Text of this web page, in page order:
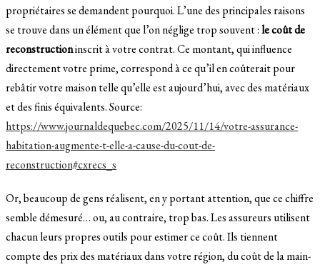
propriétaires se demandent pourquoi. L’une des principales raisons
se trouve dans un élément que l’on néglige trop souvent :le coût de
reconstructioninscrit à votre contrat. Ce montant, qui influence
directement votre prime, correspond à ce qu’il en coûterait pour
rebâtir votre maison telle qu’elle est aujourd’hui, avec des matériaux
et des finis équivalents. Source:
https://www.journaldequebec.com/2025/11/14/votre-assurance-
habitation-augmente-t-elle-a-cause-du-cout-de-
reconstruction#cxrecs_s
Or, beaucoup de gens réalisent, en y portant attention, que ce chiffre
semble démesuré… ou, au contraire, trop bas. Les assureurs utilisent
chacun leurs propres outils pour estimer ce coût. Ils tiennent
compte des prix des matériaux dans votre région, du coût de la main-